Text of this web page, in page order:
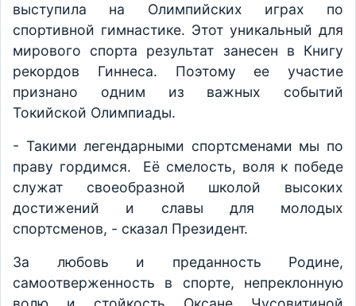
выступила на Олимпийских играх по
спортивной гимнастике. Этот уникальный для
мирового спорта результат занесен в Книгу
рекордов Гиннеса. Поэтому ее участие
признано одним из важных событий
Токийской Олимпиады.
- Такими легендарными спортсменами мы по
праву гордимся. Её смелость, воля к победе
служат своеобразной школой высоких
достижений и славы для молодых
спортсменов, - сказал Президент.
За любовь и преданность Родине,
самоотверженность в спорте, непреклонную